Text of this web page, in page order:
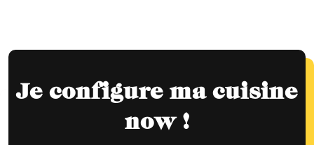
Je configure ma cuisine
now !